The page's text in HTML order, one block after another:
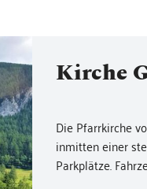
Kirche
Die Pfarrkirche
inmitten einer
Parkplätze.